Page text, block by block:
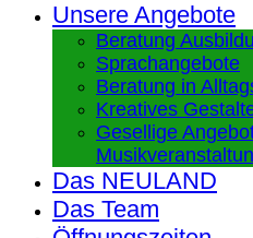
Unsere Angebote
Beratung
Sprachangebote
Beratung in
Kreatives
Gesellige
Das NEULAND
Das Team